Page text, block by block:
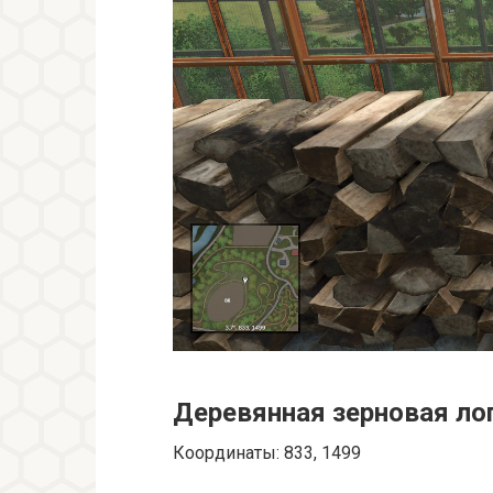
Деревянная зерновая
Координаты: 833, 1499